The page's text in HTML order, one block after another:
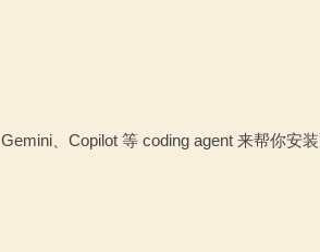
、Copilot 等 coding agent 来帮你安